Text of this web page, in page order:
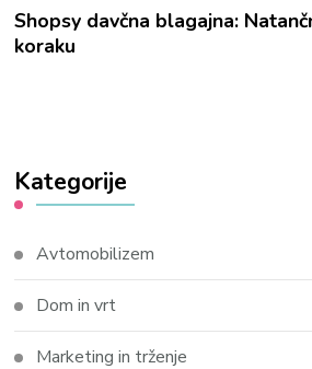
Shopsy davčna blagajna:
koraku
Kategorije
Avtomobilizem
Dom in vrt
Marketing in trženje